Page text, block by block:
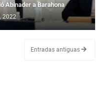
Abinader a Barahona
2022
Entradas antiguas